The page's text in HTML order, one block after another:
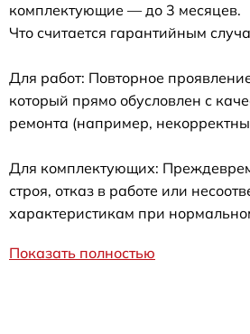
комплектующие — до 3 месяцев.
Что считается гарантийным
Для работ: Повторное
который прямо обусловлен с
ремонта (например,
Для комплектующих:
строя, отказ в работе или
характеристикам при
Показать полностью